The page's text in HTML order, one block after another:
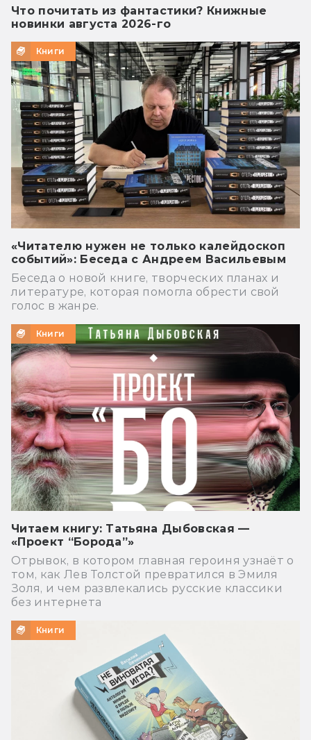
Что почитать из фантастики? Книжные
новинки августа 2026-го
Книги
«Читателю нужен не только калейдоскоп
событий»: Беседа с Андреем Васильевым
Беседа о новой книге, творческих планах и
литературе, которая помогла обрести свой
голос в жанре.
Книги
Читаем книгу: Татьяна Дыбовская —
«Проект “Борода”»
Отрывок, в котором главная героиня узнаёт о
том, как Лев Толстой превратился в Эмиля
Золя, и чем развлекались русские классики
без интернета
Книги